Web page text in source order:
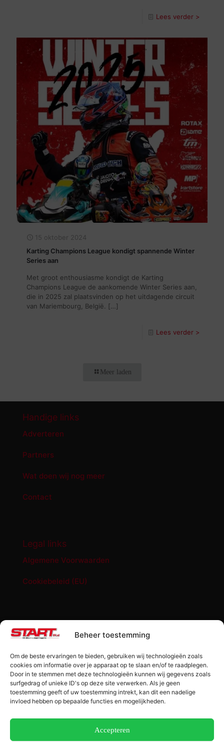
Beheer toestemming
Om de beste ervaringen te bieden, gebruiken wij technologieën zoals
cookies om informatie over je apparaat op te slaan en/of te raadplegen.
Door in te stemmen met deze technologieën kunnen wij gegevens zoals
surfgedrag of unieke ID's op deze site verwerken. Als je geen
toestemming geeft of uw toestemming intrekt, kan dit een nadelige
invloed hebben op bepaalde functies en mogelijkheden.
Accepteren
Lees verder >
15 oktober 2024
Karting Champions League kondigt spannende Winter
Series aan
Met groot enthousiasme kondigt de Karting
Champions League de aankomende Winter Series aan,
die in 2025 zal plaatsvinden op het uitdagende circuit
van Mariembourg, België.
[…]
Lees verder >
Meer laden
Handige links
Adverteren
Partners
Wat doen wij nog meer
Contact
Legal links
Algemene Voorwaarden
Cookiebeleid (EU)
START '84 shop
Losse editie Start ’84
Start ’84 Merchandise
Check jouw code